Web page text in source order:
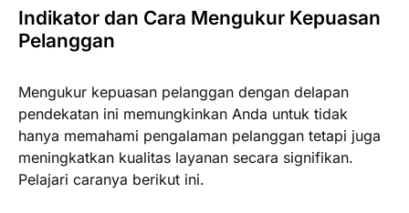
Indikator dan Cara Mengukur Kepuasan
Pelanggan
Mengukur kepuasan pelanggan dengan delapan
pendekatan ini memungkinkan Anda untuk tidak
hanya memahami pengalaman pelanggan tetapi juga
meningkatkan kualitas layanan secara signifikan.
Pelajari caranya berikut ini.